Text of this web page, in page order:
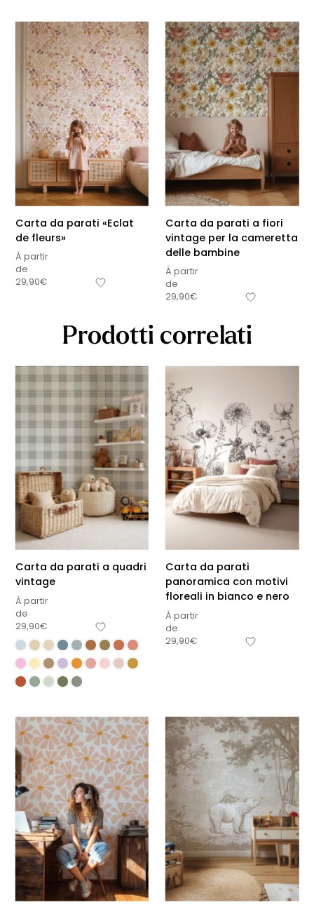
Carta da parati «Eclat
de fleurs»
À partir
de
29,90€
Carta da parati a fiori
vintage per la cameretta
delle bambine
À partir
de
29,90€
Prodotti correlati
Carta da parati a quadri
vintage
À partir
de
29,90€
Carta da parati
panoramica con motivi
floreali in bianco e nero
À partir
de
29,90€